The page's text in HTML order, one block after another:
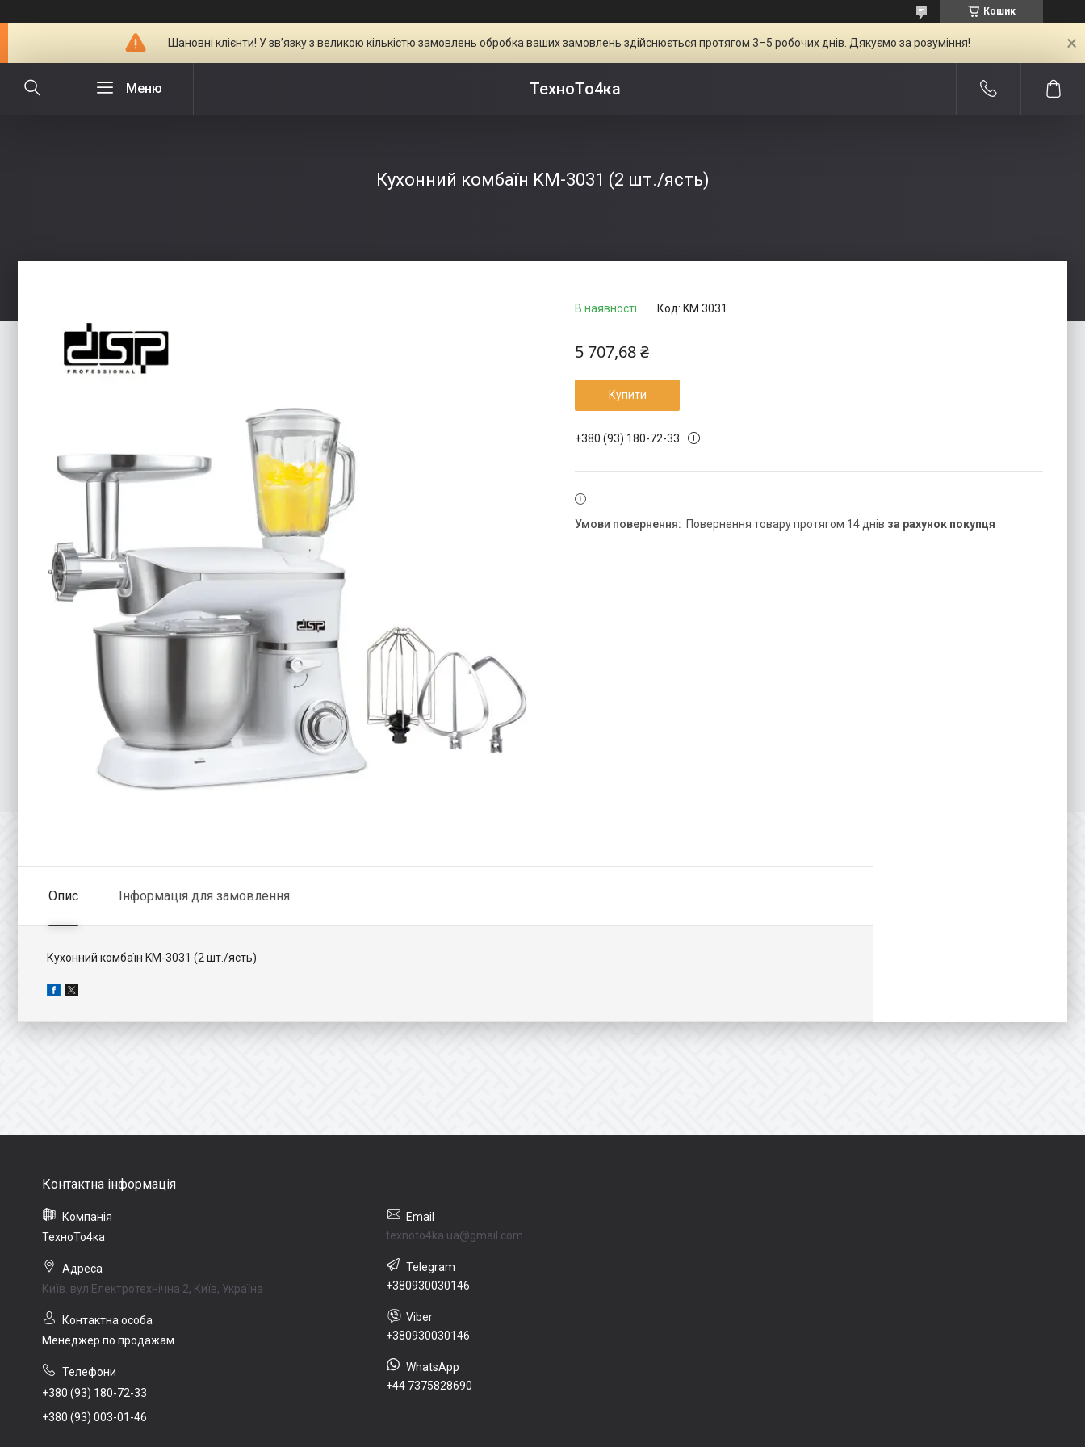
Кошик
Шановні клієнти! У зв’язку з великою кількістю замовлень обробка ваших замовлень здійснюється протягом 3–5 робочих днів. Дякуємо за розуміння!
ТехноТо4ка
Кухонний комбаїн KM-3031 (2 шт./ясть)
В наявності Код: KM 3031
5 707,68 ₴
Купити
+380 (93) 180-72-33
повернення товару протягом 14 днів за рахунок покупця
Опис Інформація для замовлення
Кухонний комбаїн KM-3031 (2 шт./ясть)
ТехноТо4ка
Київ. вул Електротехнічна 2, Київ, Україна
Менеджер по продажам
+380 (93) 180-72-33
+380 (93) 003-01-46
texnoto4ka.ua@gmail.com
+380930030146
+380930030146
+44 7375828690